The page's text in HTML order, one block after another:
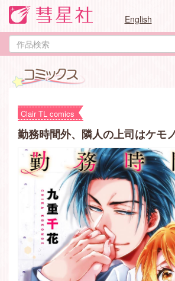
English
Clair TL comics
勤務時間外、隣人の上司はケモ